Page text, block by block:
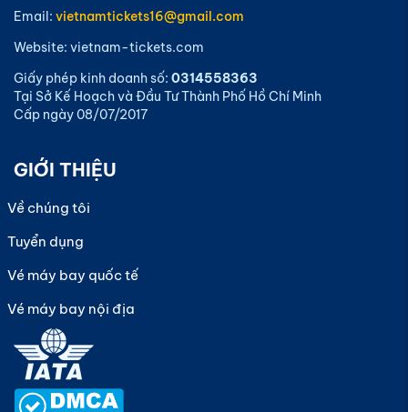
Email: vietnamtickets16@gmail.com
Website: vietnam-tickets.com
Giấy phép kinh doanh số: 0314558363
Tại Sở Kế Hoạch và Đầu Tư Thành Phố Hồ Chí Minh
Cấp ngày 08/07/2017
GIỚI THIỆU
Về chúng tôi
Tuyển dụng
Vé máy bay quốc tế
Vé máy bay nội địa